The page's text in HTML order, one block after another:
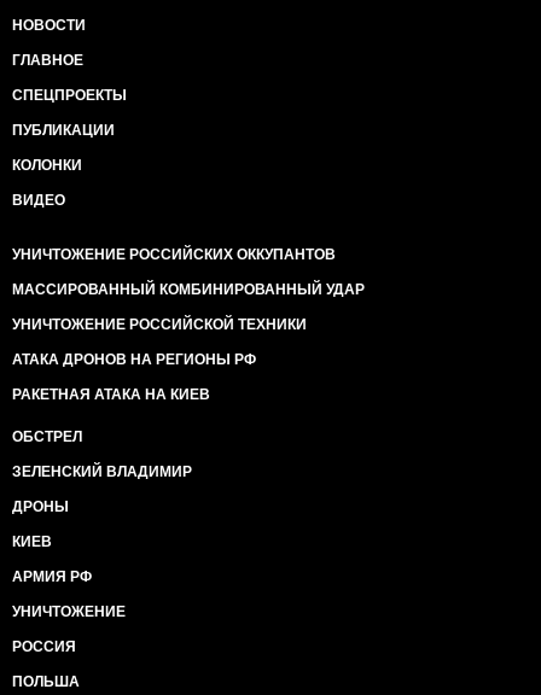
НОВОСТИ
ГЛАВНОЕ
СПЕЦПРОЕКТЫ
ПУБЛИКАЦИИ
КОЛОНКИ
ВИДЕО
УНИЧТОЖЕНИЕ РОССИЙСКИХ ОККУПАНТОВ
МАССИРОВАННЫЙ КОМБИНИРОВАННЫЙ УДАР
УНИЧТОЖЕНИЕ РОССИЙСКОЙ ТЕХНИКИ
АТАКА ДРОНОВ НА РЕГИОНЫ РФ
РАКЕТНАЯ АТАКА НА КИЕВ
ОБСТРЕЛ
ЗЕЛЕНСКИЙ ВЛАДИМИР
ДРОНЫ
КИЕВ
АРМИЯ РФ
УНИЧТОЖЕНИЕ
РОССИЯ
ПОЛЬША